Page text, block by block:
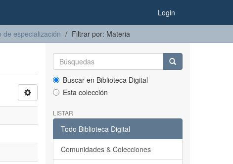
Login
de especialización Filtrar por: Materia
Buscar en Biblioteca Digital
Esta colección
LISTAR
Todo Biblioteca Digital
Comunidades & Colecciones